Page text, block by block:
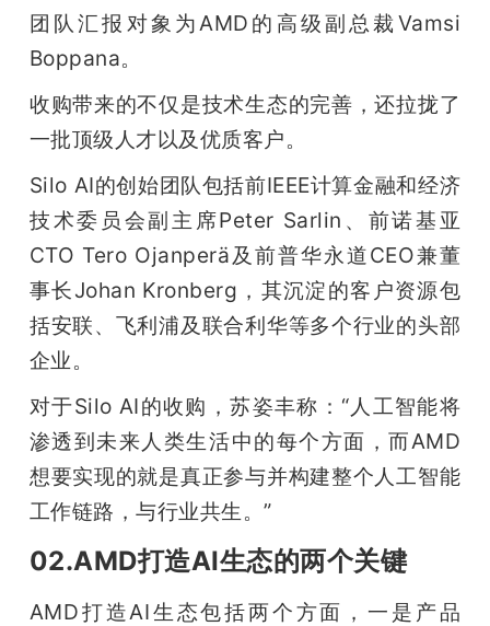
团队汇报对象为AMD的高级副总裁Vamsi
Boppana。
收购带来的不仅是技术生态的完善，还拉拢了
一批顶级人才以及优质客户。
Silo AI的创始团队包括前IEEE计算金融和经济
技术委员会副主席Peter Sarlin、前诺基亚
CTO Tero Ojanperä及前普华永道CEO兼董
事长Johan Kronberg，其沉淀的客户资源包
括安联、飞利浦及联合利华等多个行业的头部
企业。
对于Silo AI的收购，苏姿丰称：“人工智能将
渗透到未来人类生活中的每个方面，而AMD
想要实现的就是真正参与并构建整个人工智能
工作链路，与行业共生。”
02.AMD打造AI生态的两个关键
AMD打造AI生态包括两个方面，一是产品